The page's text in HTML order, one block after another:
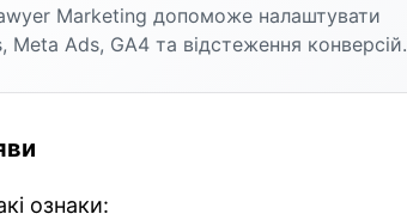
Marketing допоможе налаштувати
Meta Ads, GA4 та відстеження конверсій.
ознаки: